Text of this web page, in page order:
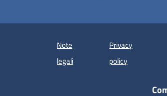
Note
legali
Privacy
policy